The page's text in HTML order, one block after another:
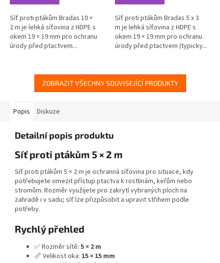
Síť proti ptákům Bradas 10 ×
2 m je lehká síťovina z HDPE s
okem 19 × 19 mm pro ochranu
úrody před ptactvem...
Síť proti ptákům Bradas 5 x 3
m je lehká síťovina z HDPE s
okem 19 × 19 mm pro ochranu
úrody před ptactvem (typicky...
ZOBRAZIT VŠECHNY SOUVISEJÍCÍ PRODUKTY
Popis Diskuze
Detailní popis produktu
Síť proti ptákům 5 × 2 m
Síť proti ptákům 5 × 2 m je ochranná síťovina pro situace, kdy
potřebujete omezit přístup ptactva k rostlinám, keřům nebo
stromům. Rozměr využijete pro zakrytí vybraných ploch na
zahradě i v sadu; síť lze přizpůsobit a upravit střihem podle
potřeby.
Rychlý přehled
✅ Rozměr sítě: 5 × 2 m
📏 Velikost oka: 15 × 15 mm